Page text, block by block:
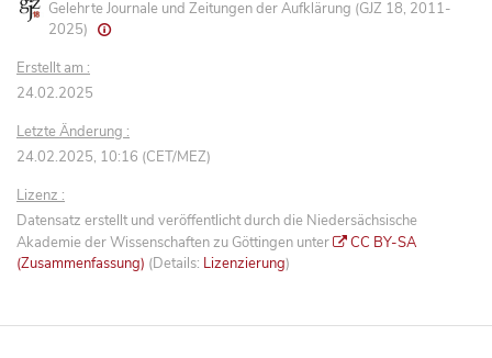
Gelehrte Journale und Zeitungen der Aufklärung (GJZ 18, 2011-
2025)
Erstellt am :
24.02.2025
Letzte Änderung :
24.02.2025, 10:16 (CET/MEZ)
Lizenz :
Datensatz erstellt und veröffentlicht durch die Niedersächsische
Akademie der Wissenschaften zu Göttingen unter
CC BY-SA
(Zusammenfassung) (Details: Lizenzierung)